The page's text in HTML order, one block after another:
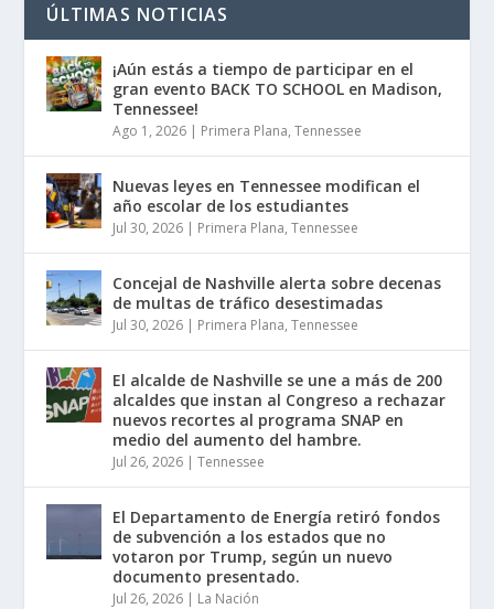
ÚLTIMAS NOTICIAS
¡Aún estás a tiempo de participar en el
gran evento BACK TO SCHOOL en Madison,
Tennessee!
Ago 1, 2026 | Primera Plana,Tennessee
Nuevas leyes en Tennessee modifican el
año escolar de los estudiantes
Jul 30, 2026 | Primera Plana,Tennessee
Concejal de Nashville alerta sobre decenas
de multas de tráfico desestimadas
Jul 30, 2026 | Primera Plana,Tennessee
El alcalde de Nashville se une a más de 200
alcaldes que instan al Congreso a rechazar
nuevos recortes al programa SNAP en
medio del aumento del hambre.
Jul 26, 2026 |Tennessee
El Departamento de Energía retiró fondos
de subvención a los estados que no
votaron por Trump, según un nuevo
documento presentado.
Jul 26, 2026 | La Nación